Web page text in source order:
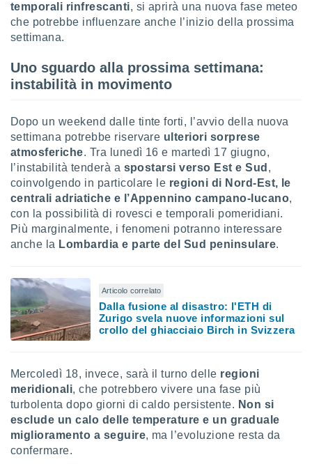
temporali rinfrescanti, si aprirà una nuova fase meteo
che potrebbe influenzare anche l’inizio della prossima
settimana.
Uno sguardo alla prossima settimana:
instabilità in movimento
Dopo un weekend dalle tinte forti, l’avvio della nuova
settimana potrebbe riservare ulteriori sorprese
atmosferiche. Tra lunedì 16 e martedì 17 giugno,
l’instabilità tenderà a spostarsi verso Est e Sud ,
coinvolgendo in particolare le regioni di Nord-Est, le
centrali adriatiche e l’Appennino campano-lucano,
con la possibilità di rovesci e temporali pomeridiani.
Più marginalmente, i fenomeni potranno interessare
anche la Lombardia e parte del Sud peninsulare.
Articolo correlato
Dalla fusione al disastro: l'ETH di
Zurigo svela nuove informazioni sul
crollo del ghiacciaio Birch in Svizzera
Mercoledì 18, invece, sarà il turno delle regioni
meridionali, che potrebbero vivere una fase più
turbolenta dopo giorni di caldo persistente. Non si
esclude un calo delle temperature e un graduale
miglioramento a seguire, ma l’evoluzione resta da
confermare.